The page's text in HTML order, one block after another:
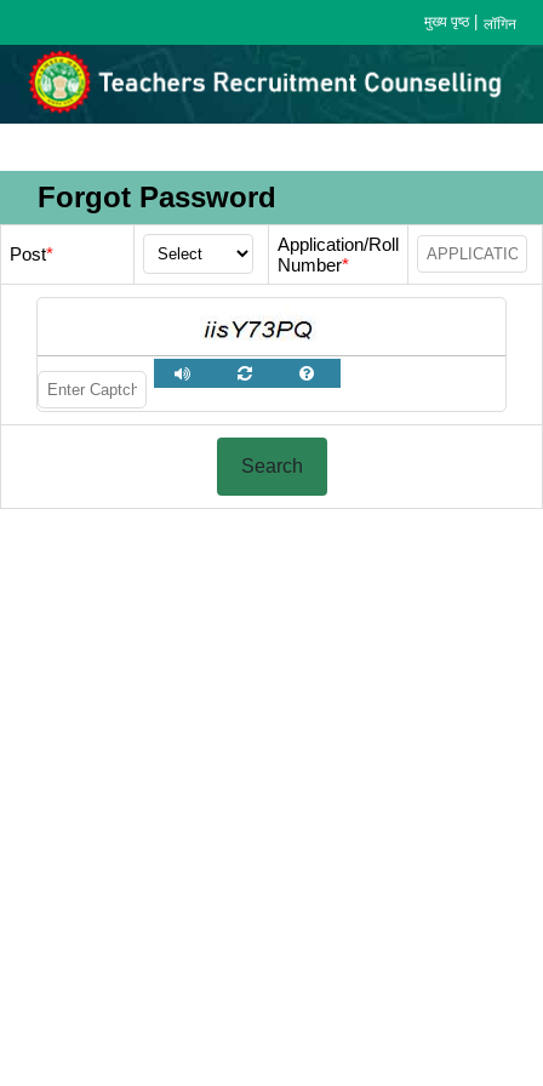
मुख्य पृष्ठ| लॉगिन
Forgot Password
Post*
Application/Roll
Number*